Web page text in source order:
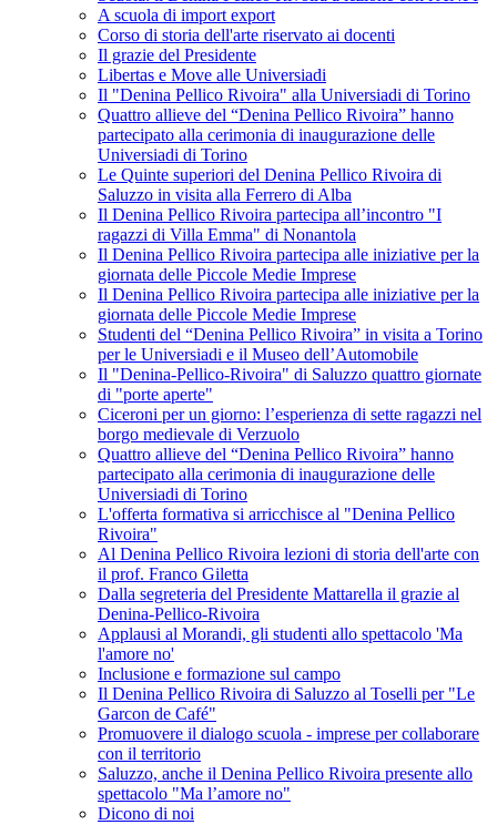
A scuola di import export
Corso di storia dell'arte riservato ai docenti
Il grazie del Presidente
Libertas e Move alle Universiadi
Il "Denina Pellico Rivoira" alla Universiadi di Torino
Quattro allieve del “Denina Pellico Rivoira” hanno
partecipato alla cerimonia di inaugurazione delle
Universiadi di Torino
Le Quinte superiori del Denina Pellico Rivoira di
Saluzzo in visita alla Ferrero di Alba
Il Denina Pellico Rivoira partecipa all’incontro "I
ragazzi di Villa Emma" di Nonantola
Il Denina Pellico Rivoira partecipa alle iniziative per la
giornata delle Piccole Medie Imprese
Il Denina Pellico Rivoira partecipa alle iniziative per la
giornata delle Piccole Medie Imprese
Studenti del “Denina Pellico Rivoira” in visita a Torino
per le Universiadi e il Museo dell’Automobile
Il "Denina-Pellico-Rivoira" di Saluzzo quattro giornate
di "porte aperte"
Ciceroni per un giorno: l’esperienza di sette ragazzi nel
borgo medievale di Verzuolo
Quattro allieve del “Denina Pellico Rivoira” hanno
partecipato alla cerimonia di inaugurazione delle
Universiadi di Torino
L'offerta formativa si arricchisce al "Denina Pellico
Rivoira"
Al Denina Pellico Rivoira lezioni di storia dell'arte con
il prof. Franco Giletta
Dalla segreteria del Presidente Mattarella il grazie al
Denina-Pellico-Rivoira
Applausi al Morandi, gli studenti allo spettacolo 'Ma
l'amore no'
Inclusione e formazione sul campo
Il Denina Pellico Rivoira di Saluzzo al Toselli per "Le
Garcon de Café"
Promuovere il dialogo scuola - imprese per collaborare
con il territorio
Saluzzo, anche il Denina Pellico Rivoira presente allo
spettacolo "Ma l’amore no"
Dicono di noi